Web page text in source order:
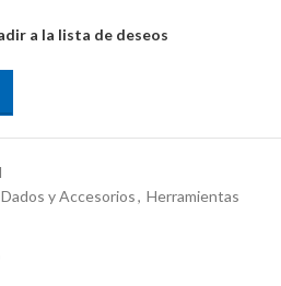
a la lista de deseos
Dados y Accesorios, Herramientas